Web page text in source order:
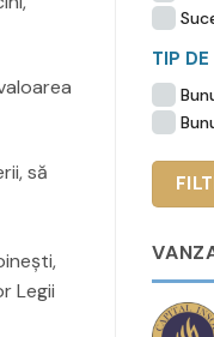
să
Legii
TIP DE